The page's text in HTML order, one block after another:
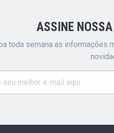
ASSINE
toda semana as informações